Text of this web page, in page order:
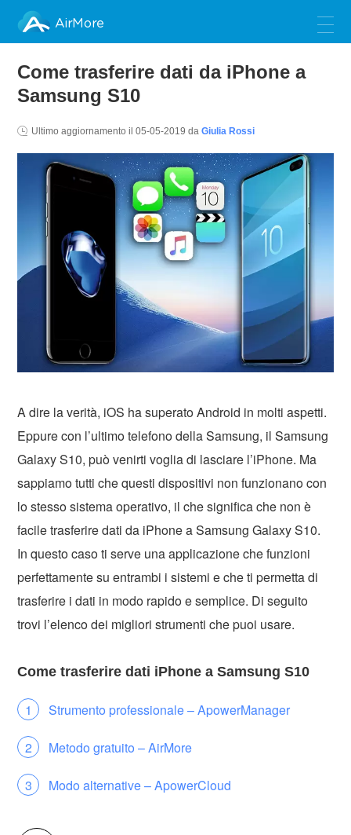
AirMore
Come trasferire dati da iPhone a
Samsung S10
Ultimo aggiornamento il05-05-2019 daGiulia Rossi
A dire la verità, iOS ha superato Android in molti aspetti.
Eppure con l’ultimo telefono della Samsung, il Samsung
Galaxy S10, può venirti voglia di lasciare l’iPhone. Ma
sappiamo tutti che questi dispositivi non funzionano con
lo stesso sistema operativo, il che significa che non è
facile trasferire dati da iPhone a Samsung Galaxy S10.
In questo caso ti serve una applicazione che funzioni
perfettamente su entrambi i sistemi e che ti permetta di
trasferire i dati in modo rapido e semplice. Di seguito
trovi l’elenco dei migliori strumenti che puoi usare.
Come trasferire dati iPhone a Samsung S10
Strumento professionale – ApowerManager
Metodo gratuito – AirMore
Modo alternative – ApowerCloud